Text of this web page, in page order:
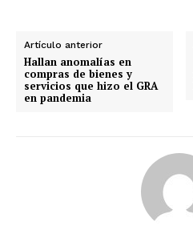
Artículo anterior
Hallan anomalías en
compras de bienes y
servicios que hizo el GRA
en pandemia